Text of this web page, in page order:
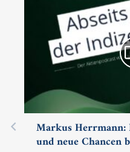
Markus Herrmann:
und neue Chancen